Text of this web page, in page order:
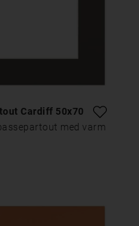
Cardiff 50x70
med varm